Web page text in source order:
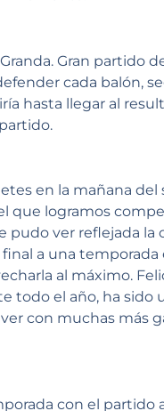
Gran partido
cada balón,
hasta llegar al
en la mañana del
que logramos
ver reflejada la
a una temporada
al máximo.
todo el año, ha sido
con muchas más
con el partido